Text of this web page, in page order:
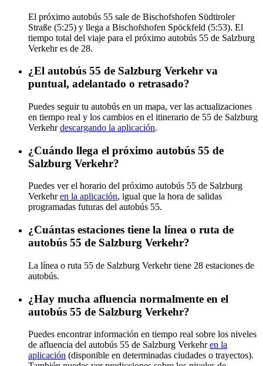
El próximo autobús 55 sale de Bischofshofen Südtiroler
Straße (5:25) y llega a Bischofshofen Spöckfeld (5:53). El
tiempo total del viaje para el próximo autobús 55 de Salzburg
Verkehr es de 28.
¿El autobús 55 de Salzburg Verkehr va
puntual, adelantado o retrasado?
Puedes seguir tu autobús en un mapa, ver las actualizaciones
en tiempo real y los cambios en el itinerario de 55 de Salzburg
Verkehrdescargando la aplicación.
¿Cuándo llega el próximo autobús 55 de
Salzburg Verkehr?
Puedes ver el horario del próximo autobús 55 de Salzburg
Verkehren la aplicación, igual que la hora de salidas
programadas futuras del autobús 55.
¿Cuántas estaciones tiene la línea o ruta de
autobús 55 de Salzburg Verkehr?
La línea o ruta 55 de Salzburg Verkehr tiene 28 estaciones de
autobús.
¿Hay mucha afluencia normalmente en el
autobús 55 de Salzburg Verkehr?
Puedes encontrar información en tiempo real sobre los niveles
de afluencia del autobús 55 de Salzburg Verkehren la
aplicación (disponible en determinadas ciudades o trayectos).